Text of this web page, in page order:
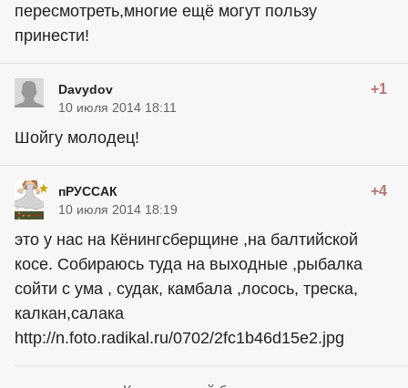
пересмотреть,многие ещё могут пользу
принести!
Davydov +1
10 июля 2014 18:11
Шойгу молодец!
пРУССАК +4
10 июля 2014 18:19
это у нас на Кёнингсберщине ,на балтийской
косе. Собираюсь туда на выходные ,рыбалка
сойти с ума , судак, камбала ,лосось, треска,
калкан,салака
http://n.foto.radikal.ru/0702/2fc1b46d15e2.jpg